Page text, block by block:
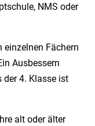
NMS oder
einzelnen Fächern
Ausbessern
der 4. Klasse ist
alt oder älter